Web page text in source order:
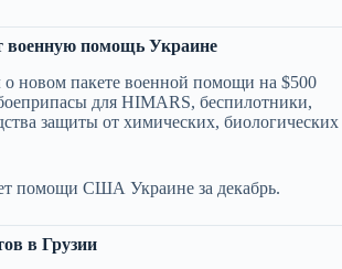
помощь Украине
новом пакете военной помощи на $500
для HIMARS, беспилотники,
защиты от химических, биологических
помощи США Украине за декабрь.
в Грузии